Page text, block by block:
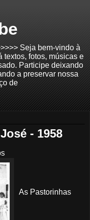
Seja bem-vindo à
textos, fotos, músicas e
Participe deixando
a preservar nossa
de
- 1958
As Pastorinhas